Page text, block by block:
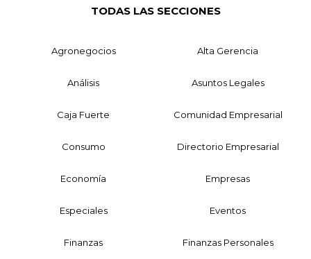
TODAS LAS SECCIONES
Agronegocios Alta Gerencia
Análisis Asuntos Legales
Caja Fuerte Comunidad Empresarial
Consumo Directorio Empresarial
Economía Empresas
Especiales Eventos
Finanzas Finanzas Personales